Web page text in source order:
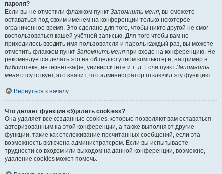
пароля?
Если вы не отметили флажком пункт Запомнить меня, вы сможете
оставаться под своим именем на конференции только некоторое
ограниченное время. Это сделано для того, чтобы никто другой не смог
воспользоваться вашей учётной записью. Для того чтобы вам не
приходилось вводить имя пользователя и пароль каждый раз, вы можете
отметить флажком пункт Запомнить меня при входе на конференцию. Не
рекомендуется делать это на общедоступном компьютере, например в
библиотеке, интернет-кафе, университете и т. д. Если пункт Запомнить
меня отсутствует, это значит, что администратор отключил эту функцию.
Вернуться к началу
Что делает функция «Удалить cookies»?
Она удаляет все созданные cookies, которые позволяют вам оставаться
авторизованным на этой конференции, а также выполняют другие
функции, такие как отслеживание прочитанных сообщений, если эта
возможность включена администратором. Если вы испытываете
трудности со входом или выходом на данной конференции, возможно,
удаление cookies может помочь.